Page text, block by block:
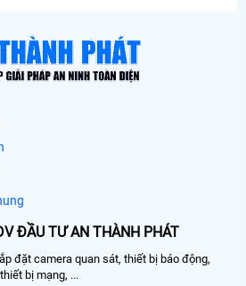
ĐẦU TƯ AN THÀNH PHÁT
đặt camera quan sát, thiết bị báo động,
bị mạng, ...